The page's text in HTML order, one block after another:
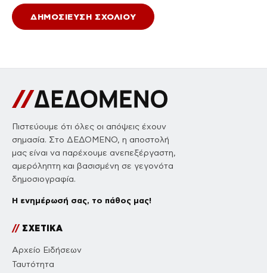
Πιστεύουμε ότι όλες οι απόψεις έχουν
σημασία. Στο ΔΕΔΟΜΕΝΟ, η αποστολή
μας είναι να παρέχουμε ανεπεξέργαστη,
αμερόληπτη και βασισμένη σε γεγονότα
δημοσιογραφία.
Η ενημέρωσή σας, το πάθος μας!
//ΣΧΕΤΙΚΑ
Αρχείο Ειδήσεων
Ταυτότητα